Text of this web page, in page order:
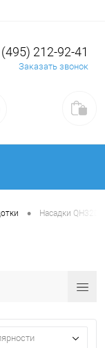
212-92-41
Заказать звонок
• Насадки QH32D